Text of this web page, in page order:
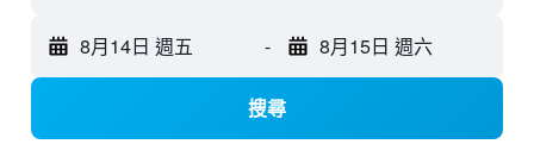
8月14日 週五 - 8月15日 週六
搜尋